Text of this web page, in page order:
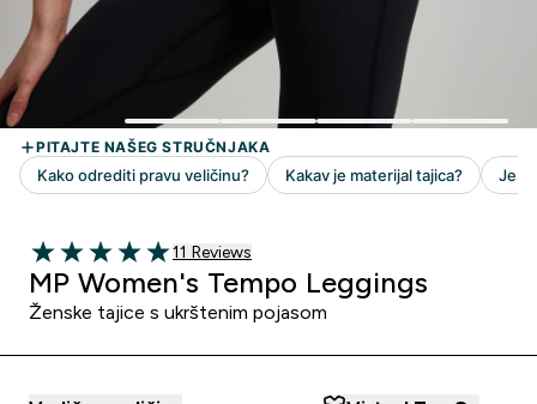
5 out of 5 stars
11 customer reviews
11 Reviews
MP Women's Tempo Leggings
Ženske tajice s ukrštenim pojasom